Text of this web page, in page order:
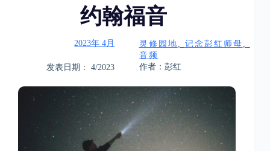
约翰福音
2023年 4月
发表日期： 4/2023
灵修园地, 记念彭红师母
音频
作者：彭红